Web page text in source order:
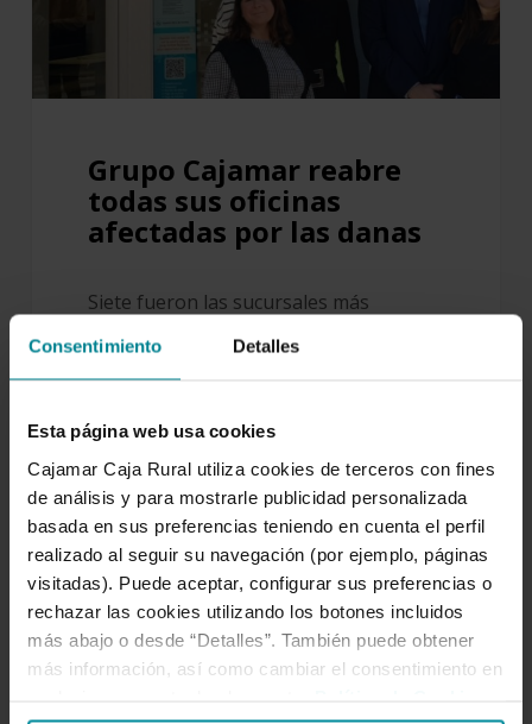
Consentimiento Detalles
Esta página web usa cookies
Cajamar Caja Rural utiliza cookies de terceros con fines
de análisis y para mostrarle publicidad personalizada
basada en sus preferencias teniendo en cuenta el perfil
realizado al seguir su navegación (por ejemplo, páginas
visitadas). Puede aceptar, configurar sus preferencias o
rechazar las cookies utilizando los botones incluidos
más abajo o desde “Detalles”. También puede obtener
más información, así como cambiar el consentimiento en
Grupo Cajamar reabre
todas sus oficinas
afectadas por las danas
Siete fueron las sucursales más
afectadas, seis en la provincia de
Oficina 2166 - Alfafar - Cajamar Grupo
Cooperativo Cajamar reabre todas sus
oficinas afectadas por las danas del 29
de octubre al 14 de…
Grupo